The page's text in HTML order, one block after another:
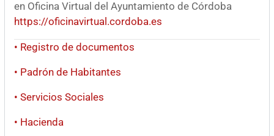
en Oficina Virtual del Ayuntamiento de Córdoba
https://oficinavirtual.cordoba.es
• Registro de documentos
• Padrón de Habitantes
• Servicios Sociales
• Hacienda